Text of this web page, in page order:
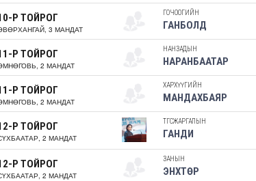
Р ТОЙРОГ
3 МАНДАТ
ГОЧООГИЙН
ГАНБОЛД
Р ТОЙРОГ
2 МАНДАТ
НАНЗАДЫН
НАРАНБААТАР
Р ТОЙРОГ
2 МАНДАТ
ХАРХҮҮГИЙН
МАНДАХБАЯР
Р ТОЙРОГ
2 МАНДАТ
ТӨГСЖАРГАЛЫН
ГАНДИ
Р ТОЙРОГ
2 МАНДАТ
ЗАНЫН
ЭНХТӨР